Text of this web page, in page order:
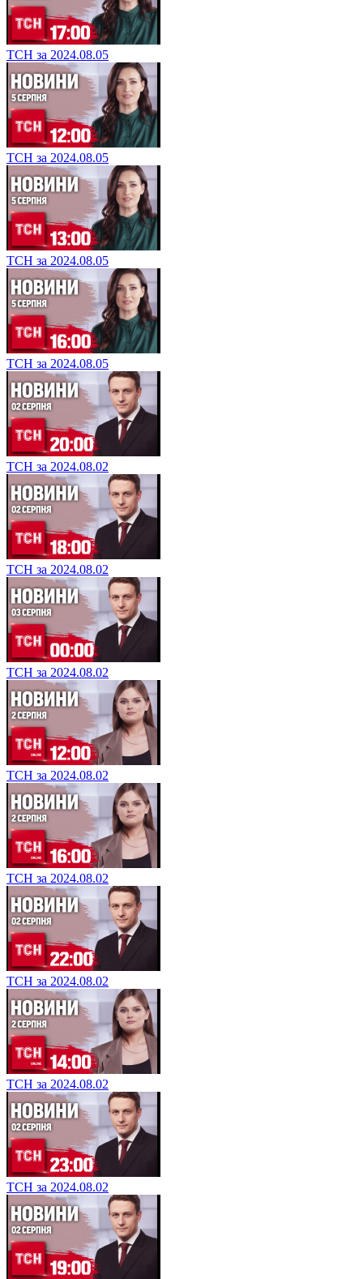
ТСН за 2024.08.05
ТСН за 2024.08.05
ТСН за 2024.08.05
ТСН за 2024.08.05
ТСН за 2024.08.02
ТСН за 2024.08.02
ТСН за 2024.08.02
ТСН за 2024.08.02
ТСН за 2024.08.02
ТСН за 2024.08.02
ТСН за 2024.08.02
ТСН за 2024.08.02